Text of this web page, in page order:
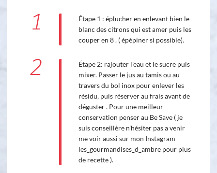
1
Étape 1 : éplucher en enlevant bien le
blanc des citrons qui est amer puis les
couper en 8 . ( épépiner si possible).
2
Étape 2: rajouter l'eau et le sucre puis
mixer. Passer le jus au tamis ou au
travers du bol inox pour enlever les
résidu, puis réserver au frais avant de
déguster . Pour une meilleur
conservation penser au Be Save ( je
suis conseillère n'hésiter pas a venir
me voir aussi sur mon Instagram
les_gourmandises_d_ambre pour plus
de recette ).